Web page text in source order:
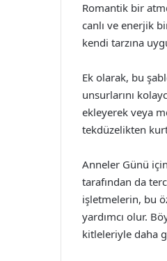
Romantik bir
canlı ve enerjik
kendi tarzına
Ek olarak, bu
unsurlarını
ekleyerek veya
tekdüzelikten
Anneler Günü
tarafından da
işletmelerin, bu
yardımcı olur.
kitleleriyle daha